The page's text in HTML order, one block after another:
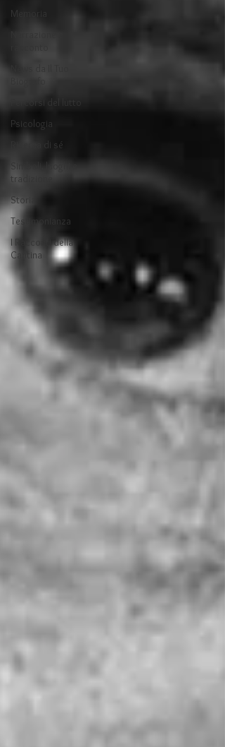
Memoria
Psicologia
Ricerca di sé
tradizione
Storia
Testimonianza
I Racconti della
Cantina